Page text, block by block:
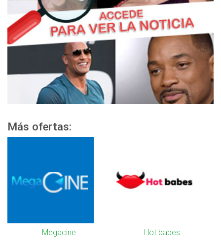
Más ofertas:
Megacine Hot babes